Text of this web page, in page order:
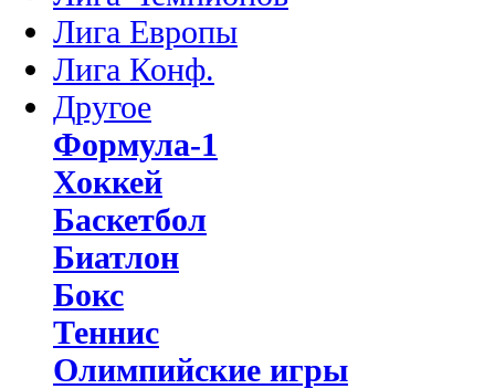
Лига Европы
Лига Конф.
Другое
Формула-1
Хоккей
Баскетбол
Биатлон
Бокс
Теннис
Олимпийские игры